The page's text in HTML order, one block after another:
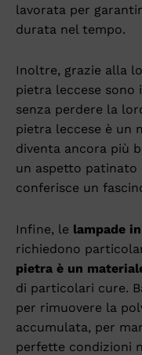
lavorata per
durata nel tempo.
Inoltre, grazie alla
pietra leccese sono
senza perdere la
pietra leccese è un
diventa ancora più
un aspetto patinato
conferisce un
Infine, le lampade
richiedono
pietra è un
di particolari cure.
per rimuovere la
accumulata, per
perfette condizioni